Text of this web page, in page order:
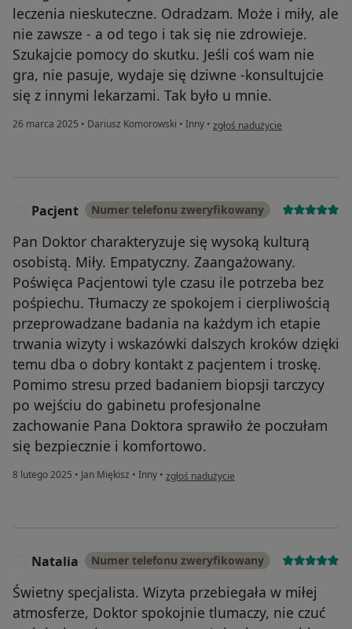
leczenia nieskuteczne. Odradzam. Może i miły, ale
nie zawsze - a od tego i tak się nie zdrowieje.
Szukajcie pomocy do skutku. Jeśli coś wam nie
gra, nie pasuje, wydaje się dziwne -konsultujcie
się z innymi lekarzami. Tak było u mnie.
26 marca 2025 • Dariusz Komorowski • Inny • w opinii użytkownika
zgłoś nadużycie
Pacjent Numer telefonu zweryfikowany
Pan Doktor charakteryzuje się wysoką kulturą
osobistą. Miły. Empatyczny. Zaangażowany.
Poświęca Pacjentowi tyle czasu ile potrzeba bez
pośpiechu. Tłumaczy ze spokojem i cierpliwością
przeprowadzane badania na każdym ich etapie
trwania wizyty i wskazówki dalszych kroków dzięki
temu dba o dobry kontakt z pacjentem i troskę.
Pomimo stresu przed badaniem biopsji tarczycy
po wejściu do gabinetu profesjonalne
zachowanie Pana Doktora sprawiło że poczułam
się bezpiecznie i komfortowo.
8 lutego 2025 • Jan Miękisz • Inny • w opinii użytkownika Pacjent
zgłoś nadużycie
Natalia Numer telefonu zweryfikowany
Świetny specjalista. Wizyta przebiegała w miłej
atmosferze, Doktor spokojnie tlumaczy, nie czuć